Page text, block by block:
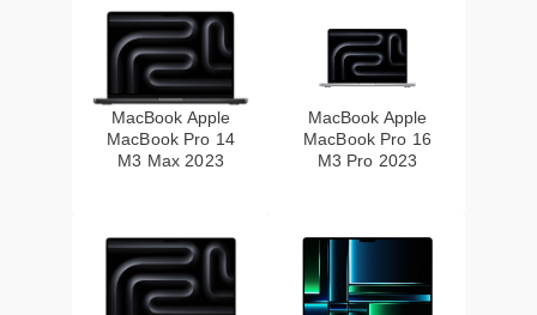
MacBook Apple
MacBook Pro 14
M3 Max 2023
MacBook Apple
MacBook Pro 16
M3 Pro 2023